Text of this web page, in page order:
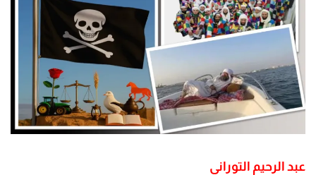
عبد الرحيم التوراني